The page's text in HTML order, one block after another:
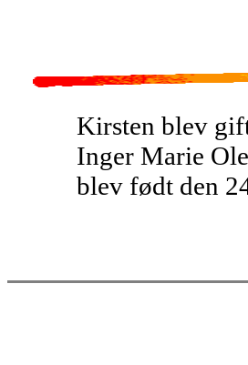
Kirsten blev
Inger Marie
blev født den